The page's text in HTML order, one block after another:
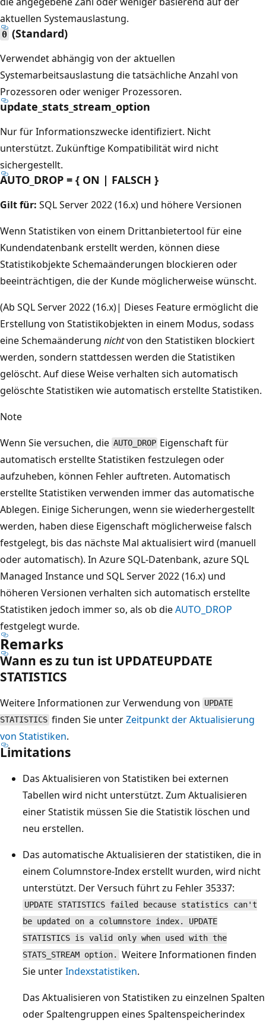
aktuellen Systemauslastung.
0 (Standard)
Verwendet abhängig von der aktuellen
Systemarbeitsauslastung die tatsächliche Anzahl von
Prozessoren oder weniger Prozessoren.
update_stats_stream_option
Nur für Informationszwecke identifiziert. Nicht
unterstützt. Zukünftige Kompatibilität wird nicht
sichergestellt.
AUTO_DROP = { ON | FALSCH }
Gilt für: SQL Server 2022 (16.x) und höhere Versionen
Wenn Statistiken von einem Drittanbietertool für eine
Kundendatenbank erstellt werden, können diese
Statistikobjekte Schemaänderungen blockieren oder
beeinträchtigen, die der Kunde möglicherweise wünscht.
(Ab SQL Server 2022 (16.x)| Dieses Feature ermöglicht die
Erstellung von Statistikobjekten in einem Modus, sodass
eine Schemaänderung nichtvon den Statistiken blockiert
werden, sondern stattdessen werden die Statistiken
gelöscht. Auf diese Weise verhalten sich automatisch
gelöschte Statistiken wie automatisch erstellte Statistiken.
Note
Wenn Sie versuchen, die AUTO_DROP Eigenschaft für
automatisch erstellte Statistiken festzulegen oder
aufzuheben, können Fehler auftreten. Automatisch
erstellte Statistiken verwenden immer das automatische
Ablegen. Einige Sicherungen, wenn sie wiederhergestellt
werden, haben diese Eigenschaft möglicherweise falsch
festgelegt, bis das nächste Mal aktualisiert wird (manuell
oder automatisch). In Azure SQL-Datenbank, azure SQL
Managed Instance und SQL Server 2022 (16.x) und
höheren Versionen verhalten sich automatisch erstellte
Statistiken jedoch immer so, als ob dieAUTO_DROP
festgelegt wurde.
Remarks
Wann es zu tun ist UPDATEUPDATE
STATISTICS
Weitere Informationen zur Verwendung von UPDATE
STATISTICS finden Sie unterZeitpunkt der Aktualisierung
von Statistiken.
Limitations
Das Aktualisieren von Statistiken bei externen
Tabellen wird nicht unterstützt. Zum Aktualisieren
einer Statistik müssen Sie die Statistik löschen und
neu erstellen.
Das automatische Aktualisieren der statistiken, die in
einem Columnstore-Index erstellt wurden, wird nicht
unterstützt. Der Versuch führt zu Fehler 35337:
UPDATE STATISTICS failed because statistics can't
be updated on a columnstore index. UPDATE
STATISTICS is valid only when used with the
STATS_STREAM option.
Weitere Informationen finden
Sie unterIndexstatistiken.
Das Aktualisieren von Statistiken zu einzelnen Spalten
oder Spaltengruppen eines Spaltenspeicherindex